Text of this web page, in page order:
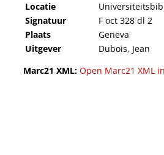
Locatie
Signatuur
F oct 328 dl 2
Plaats
Geneva
Uitgever
Dubois, Jean
Marc21 XML: Open Marc21 XML